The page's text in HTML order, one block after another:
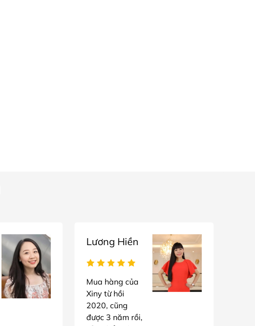
Lương Hiền
Mua hàng của
Xiny từ hồi
2020, cũng
được 3 năm rồi,